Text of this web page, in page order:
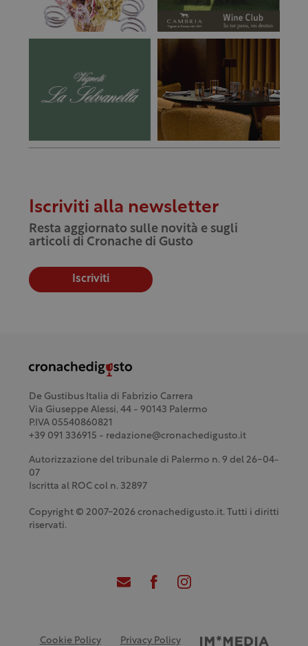
Iscriviti alla newsletter
Resta aggiornato sulle novità e sugli
articoli di Cronache di Gusto
Iscriviti
De Gustibus Italia di Fabrizio Carrera
Via Giuseppe Alessi, 44 - 90143 Palermo
P.IVA 05540860821
+39 091 336915 - redazione@cronachedigusto.it
Autorizzazione del tribunale di Palermo n. 9 del 26-04-
07
Iscritta al ROC col n. 32897
Copyright © 2007-2026 cronachedigusto.it. Tutti i diritti
riservati.
Cookie Policy Privacy Policy Credits